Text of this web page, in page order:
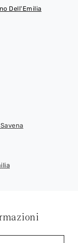
Dell'Emilia